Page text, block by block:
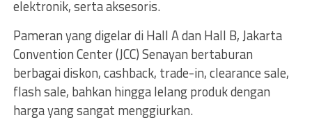
elektronik, serta aksesoris.
Pameran yang digelar di Hall A dan Hall B, Jakarta
Convention Center (JCC) Senayan bertaburan
berbagai diskon, cashback, trade-in, clearance sale,
flash sale, bahkan hingga lelang produk dengan
harga yang sangat menggiurkan.